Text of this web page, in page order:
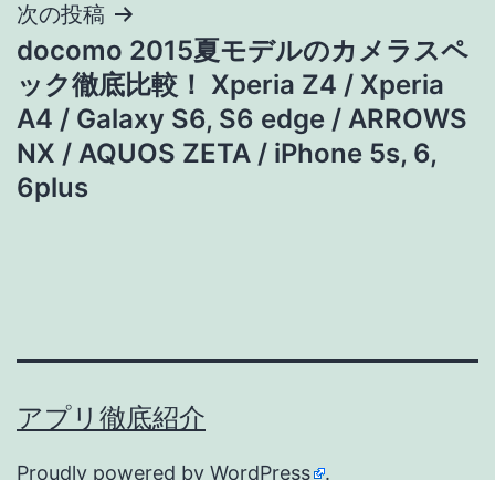
ビ
ゲ
ー
シ
次の投稿
docomo 2015夏モデルのカメラスペ
ック徹底比較！ Xperia Z4 / Xperia
A4 / Galaxy S6, S6 edge / ARROWS
NX / AQUOS ZETA / iPhone 5s, 6,
6plus
アプリ徹底紹介
Proudly powered by WordPress .